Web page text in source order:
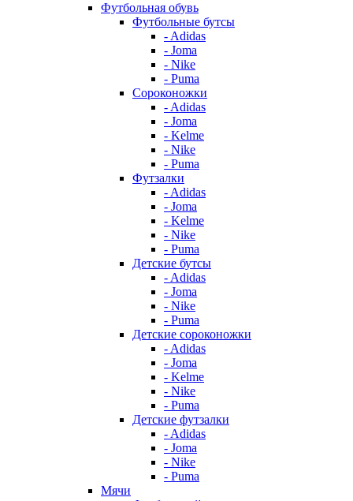
Футбольная обувь
Футбольные бутсы
- Adidas
- Joma
- Nike
- Puma
Сороконожки
- Adidas
- Joma
- Kelme
- Nike
- Puma
Футзалки
- Adidas
- Joma
- Kelme
- Nike
- Puma
Детские бутсы
- Adidas
- Joma
- Nike
- Puma
Детские сороконожки
- Adidas
- Joma
- Kelme
- Nike
- Puma
Детские футзалки
- Adidas
- Joma
- Nike
- Puma
Мячи